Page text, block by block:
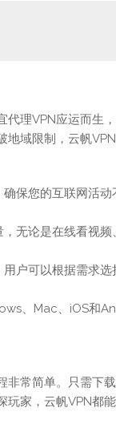
理VPN应运而生
域限制，云帆VPN
保您的互联网活
无论是在线看视
户可以根据需求
、Mac、iOS和
常简单。只需下
家，云帆VPN都能